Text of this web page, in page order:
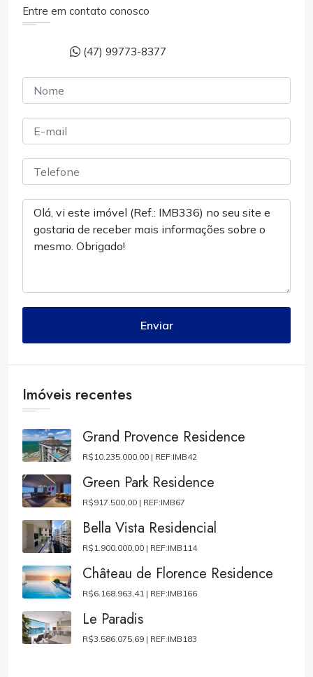
Entre em contato conosco
(47) 99773-8377
Enviar
Imóveis recentes
Grand Provence Residence
R$10.235.000,00 | REF:IMB42
Green Park Residence
R$917.500,00 | REF:IMB67
Bella Vista Residencial
R$1.900.000,00 | REF:IMB114
Château de Florence Residence
R$6.168.963,41 | REF:IMB166
Le Paradis
R$3.586.075,69 | REF:IMB183